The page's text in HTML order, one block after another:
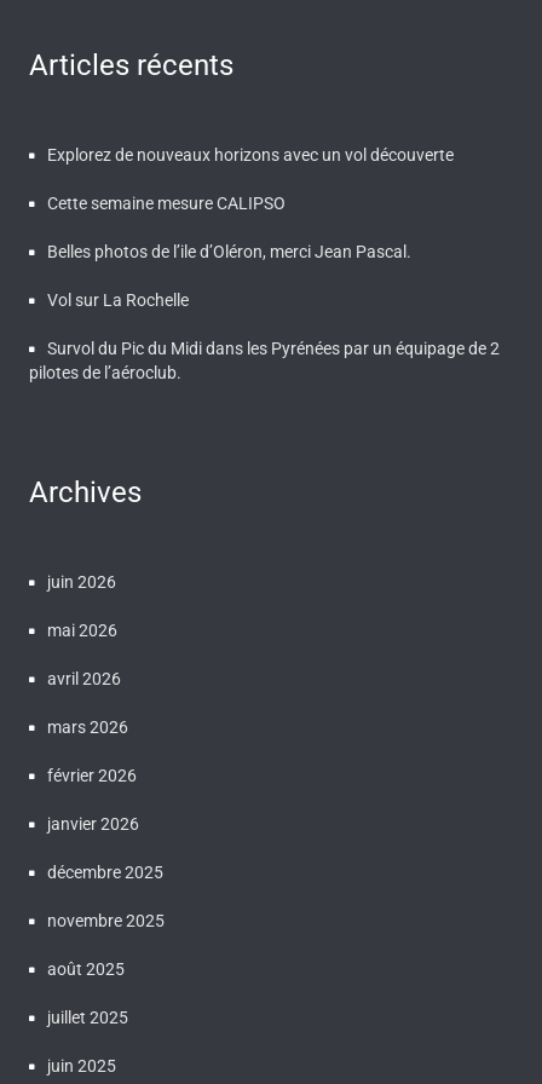
Articles récents
Explorez de nouveaux horizons avec un vol découverte
Cette semaine mesure CALIPSO
Belles photos de l’ile d’Oléron, merci Jean Pascal.
Vol sur La Rochelle
Survol du Pic du Midi dans les Pyrénées par un équipage de 2
pilotes de l’aéroclub.
Archives
juin 2026
mai 2026
avril 2026
mars 2026
février 2026
janvier 2026
décembre 2025
novembre 2025
août 2025
juillet 2025
juin 2025